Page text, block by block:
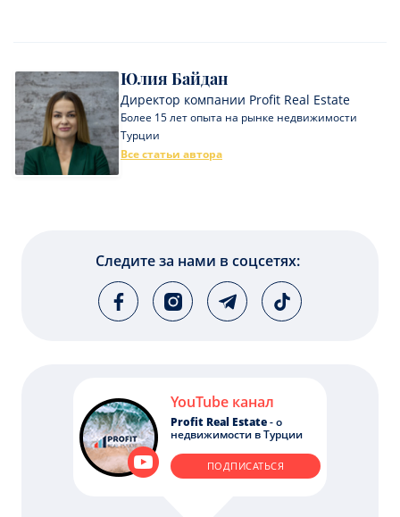
Юлия Байдан
Директор компании Profit Real Estate
Более 15 лет опыта на рынке недвижимости
Турции
Все статьи автора
Следите за нами в соцсетях:
YouTube канал
Profit Real Estate- о
недвижимости в Турции
ПОДПИСАТЬСЯ